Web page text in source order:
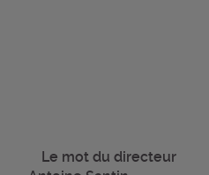
Le mot du directeur